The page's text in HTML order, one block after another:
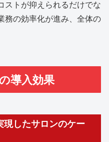
ストが抑えられるだけでな
務の効率化が進み、全体の
導入効果
したサロンのケー